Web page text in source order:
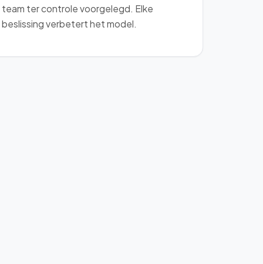
team ter controle voorgelegd. Elke
beslissing verbetert het model.